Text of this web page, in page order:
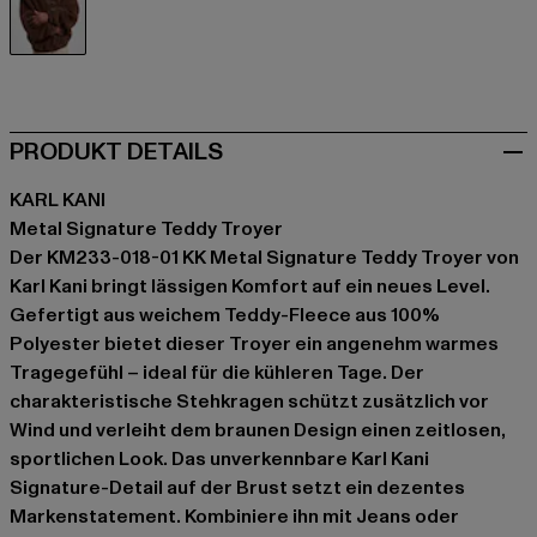
PRODUKT DETAILS
KARL KANI
Metal Signature Teddy Troyer
Der KM233-018-01 KK Metal Signature Teddy Troyer von
Karl Kani bringt lässigen Komfort auf ein neues Level.
Gefertigt aus weichem Teddy-Fleece aus 100%
Polyester bietet dieser Troyer ein angenehm warmes
Tragegefühl – ideal für die kühleren Tage. Der
charakteristische Stehkragen schützt zusätzlich vor
Wind und verleiht dem braunen Design einen zeitlosen,
sportlichen Look. Das unverkennbare Karl Kani
Signature-Detail auf der Brust setzt ein dezentes
Markenstatement. Kombiniere ihn mit Jeans oder